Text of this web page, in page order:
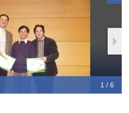
1 / 6
2 / 6
3 / 6
4 / 6
5 / 6
6 / 6